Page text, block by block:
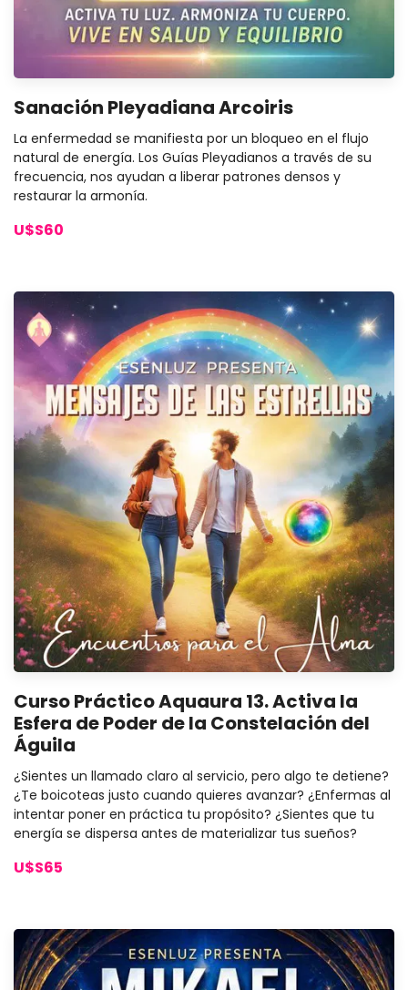
Sanación Pleyadiana Arcoiris
La enfermedad se manifiesta por un bloqueo en el flujo
natural de energía. Los Guías Pleyadianos a través de su
frecuencia, nos ayudan a liberar patrones densos y
restaurar la armonía.
U$S60
Curso Práctico Aquaura 13. Activa la
Esfera de Poder de la Constelación del
Águila
¿Sientes un llamado claro al servicio, pero algo te detiene?
¿Te boicoteas justo cuando quieres avanzar? ¿Enfermas al
intentar poner en práctica tu propósito? ¿Sientes que tu
energía se dispersa antes de materializar tus sueños?
U$S65